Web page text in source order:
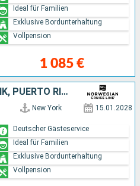
1 085 €
Ideal für Familien
Exklusive Bordunterhaltung
Vollpension
DOMINIKANISCHE REPUBLIK, PUERTO RICO, VEREINIGTE STAATEN VON AMERIKA
New York 15.01.2028
Deutscher Gästeservice
Ideal für Familien
Exklusive Bordunterhaltung
Vollpension